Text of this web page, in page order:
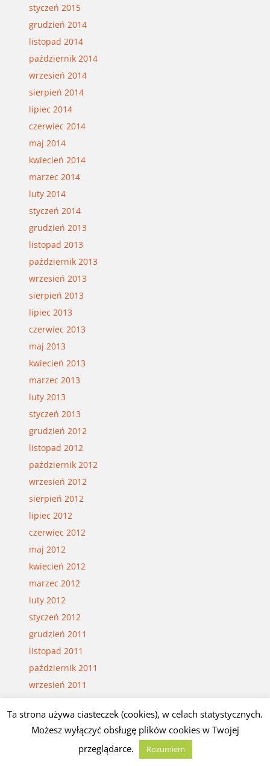
styczeń 2015
grudzień 2014
listopad 2014
październik 2014
wrzesień 2014
sierpień 2014
lipiec 2014
czerwiec 2014
maj 2014
kwiecień 2014
marzec 2014
luty 2014
styczeń 2014
grudzień 2013
listopad 2013
październik 2013
wrzesień 2013
sierpień 2013
lipiec 2013
czerwiec 2013
maj 2013
kwiecień 2013
marzec 2013
luty 2013
styczeń 2013
grudzień 2012
listopad 2012
październik 2012
wrzesień 2012
sierpień 2012
lipiec 2012
czerwiec 2012
maj 2012
kwiecień 2012
marzec 2012
luty 2012
styczeń 2012
grudzień 2011
listopad 2011
październik 2011
wrzesień 2011
sierpień 2011
lipiec 2011
czerwiec 2011
Ta strona używa ciasteczek (cookies), w celach statystycznych.
Możesz wyłączyć obsługę plików cookies w Twojej
przeglądarce.
Rozumiem